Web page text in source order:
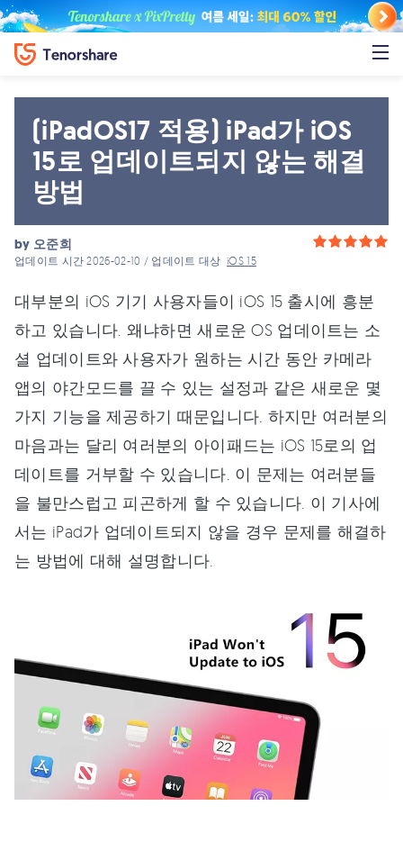
(iPadOS17 적용) iPad가 iOS
15로 업데이트되지 않는 해결
방법
by 오준희
업데이트 시간 2026-02-10 / 업데이트 대상iOS 15
대부분의 iOS 기기 사용자들이 iOS 15 출시에 흥분
하고 있습니다. 왜냐하면 새로운 OS 업데이트는 소
셜 업데이트와 사용자가 원하는 시간 동안 카메라
앱의 야간모드를 끌 수 있는 설정과 같은 새로운 몇
가지 기능을 제공하기 때문입니다. 하지만 여러분의
마음과는 달리 여러분의 아이패드는 iOS 15로의 업
데이트를 거부할 수 있습니다. 이 문제는 여러분들
을 불만스럽고 피곤하게 할 수 있습니다. 이 기사에
서는 iPad가 업데이트되지 않을 경우 문제를 해결하
는 방법에 대해 설명합니다.